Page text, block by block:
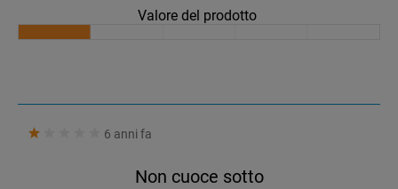
Valore del prodotto
6 anni fa
Non cuoce sotto